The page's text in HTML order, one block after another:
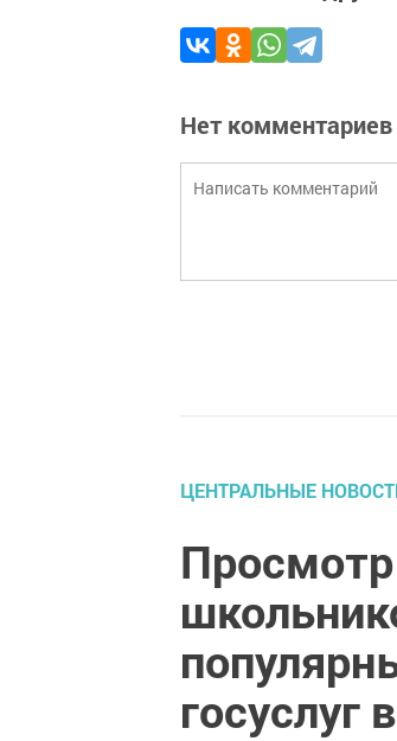
Нет комментариев
ЦЕНТРАЛЬНЫЕ
госуслуг